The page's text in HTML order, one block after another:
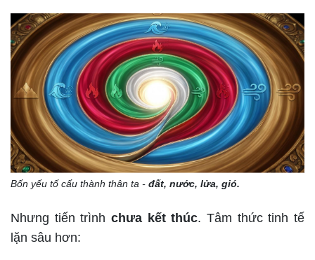
Bốn yếu tố cấu thành thân ta - đất, nước, lửa, gió.
Nhưng tiến trình chưa kết thúc. Tâm thức tinh tế
lặn sâu hơn: